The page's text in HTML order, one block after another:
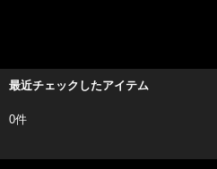
最近チェックしたアイテム
0件